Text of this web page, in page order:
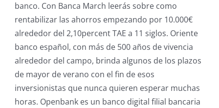
banco. Con Banca March leerás sobre como
rentabilizar las ahorros empezando por 10.000€
alrededor del 2,10percent TAE a 11 siglos. Oriente
banco español, con más de 500 años de vivencia
alrededor del campo, brinda algunos de los plazos
de mayor de verano con el fin de esos
inversionistas que nunca quieren esperar muchas
horas. Openbank es un banco digital filial bancaria